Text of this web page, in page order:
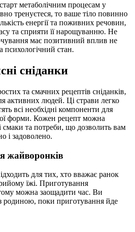
метаболічним процесам у
тренуєтеся, то ваше тіло повинно
енергії та поживних речовин,
та сприяти її нарощуванню. Не
має позитивний вплив не
стан.
сніданки
та смачних рецептів сніданків,
активних людей. Ці страви легко
всі необхідні компоненти для
форми. Кожен рецепт можна
смаки та потреби, що дозволить вам
і задоволено.
жайворонків
для тих, хто вважає ранок
їжі. Приготування
тому можна заощадити час. Ви
родиною, поки приготування йде